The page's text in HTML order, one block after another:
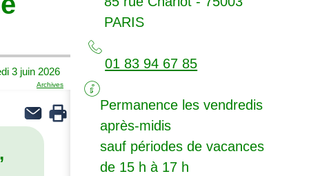
3 juin 2026
Archives
,
PARIS
01 83 94 67 85
Permanence les vendredis
après-midis
sauf périodes de vacances
de 15 h à 17 h